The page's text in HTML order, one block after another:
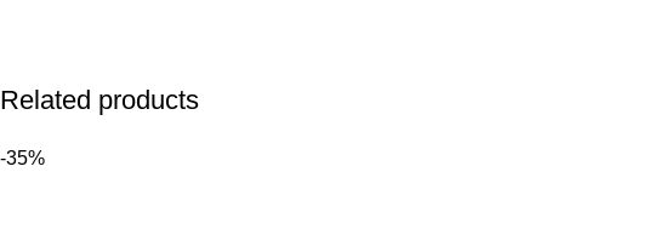
Related products
-35%